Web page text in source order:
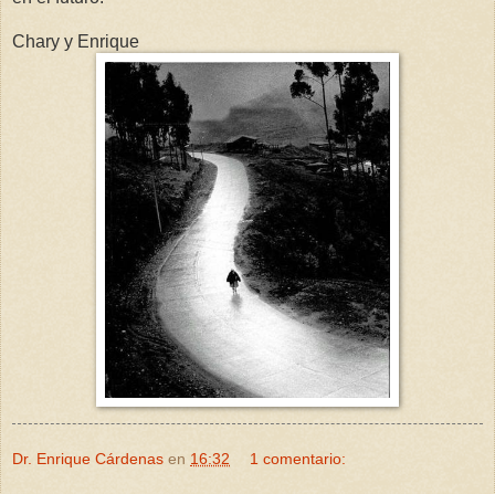
Chary y Enrique
Dr. Enrique Cárdenas en 16:32 1 comentario: